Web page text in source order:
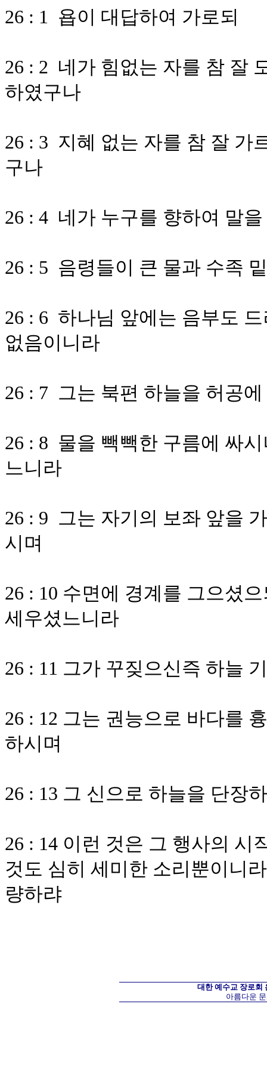
26 : 1 욥이 대답하여 가로되
26 : 2 네가 힘없는 자를 참 잘
하였구나
26 : 3 지혜 없는 자를 참 잘 가
구나
26 : 4 네가 누구를 향하여 말
26 : 5 음령들이 큰 물과 수족
26 : 6 하나님 앞에는 음부도
없음이니라
26 : 7 그는 북편 하늘을 허공
26 : 8 물을 빽빽한 구름에 싸
느니라
26 : 9 그는 자기의 보좌 앞을
시며
26 : 10 수면에 경계를 그으셨
세우셨느니라
26 : 11 그가 꾸짖으신즉 하늘
26 : 12 그는 권능으로 바다를
하시며
26 : 13 그 신으로 하늘을 단장
26 : 14 이런 것은 그 행사의 시
것도 심히 세미한 소리뿐이니
량하랴
대한 예수교 장로회
아름다운